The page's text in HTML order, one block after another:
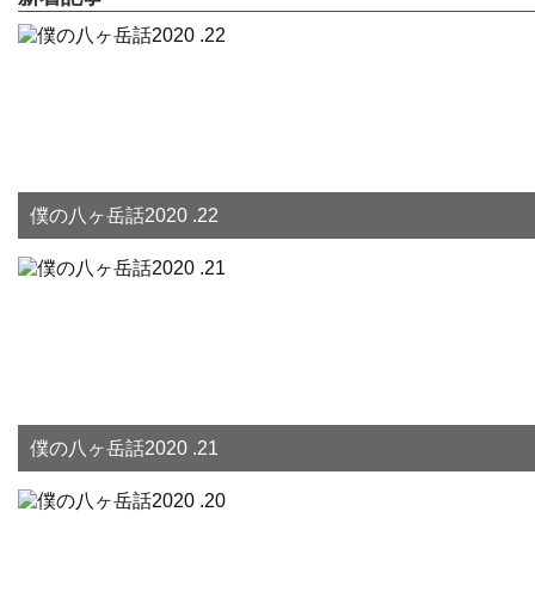
僕の八ヶ岳話2020 .22
僕の八ヶ岳話2020 .21